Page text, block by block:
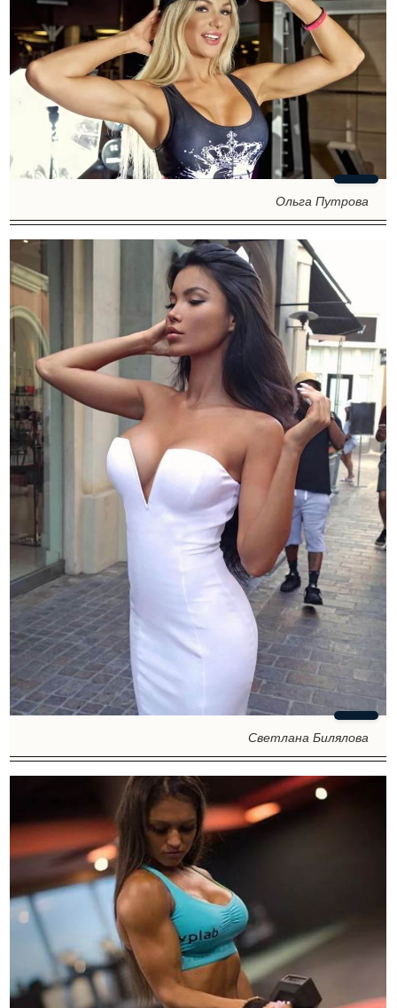
Ольга Путрова
Светлана Билялова